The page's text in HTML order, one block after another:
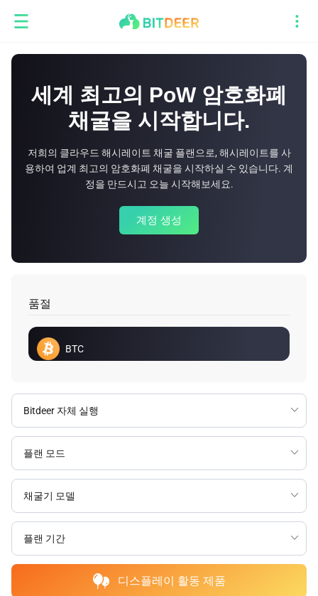
세계 최고의 PoW 암호화폐
채굴을 시작합니다.
저희의 클라우드 해시레이트 채굴 플랜으로, 해시레이트를 사
용하여 업계 최고의 암호화폐 채굴을 시작하실 수 있습니다. 계
정을 만드시고 오늘 시작해보세요.
계정 생성
품절
BTC
디스플레이 활동 제품